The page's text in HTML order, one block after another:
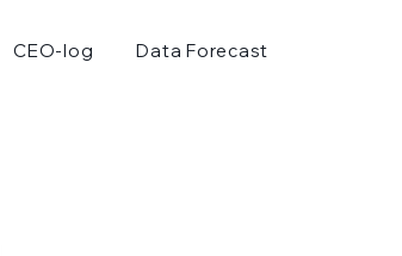
CEO-log Data Forecast